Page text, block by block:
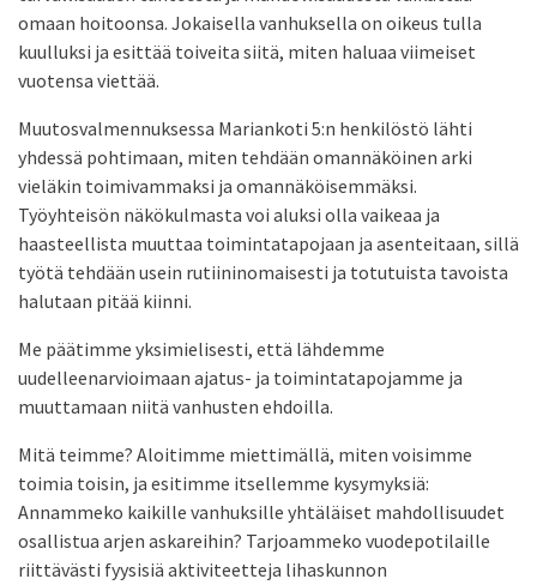
omaan hoitoonsa. Jokaisella vanhuksella on oikeus tulla
kuulluksi ja esittää toiveita siitä, miten haluaa viimeiset
vuotensa viettää.
Muutosvalmennuksessa Mariankoti 5:n henkilöstö lähti
yhdessä pohtimaan, miten tehdään omannäköinen arki
vieläkin toimivammaksi ja omannäköisemmäksi.
Työyhteisön näkökulmasta voi aluksi olla vaikeaa ja
haasteellista muuttaa toimintatapojaan ja asenteitaan, sillä
työtä tehdään usein rutiininomaisesti ja totutuista tavoista
halutaan pitää kiinni.
Me päätimme yksimielisesti, että lähdemme
uudelleenarvioimaan ajatus- ja toimintatapojamme ja
muuttamaan niitä vanhusten ehdoilla.
Mitä teimme? Aloitimme miettimällä, miten voisimme
toimia toisin, ja esitimme itsellemme kysymyksiä:
Annammeko kaikille vanhuksille yhtäläiset mahdollisuudet
osallistua arjen askareihin? Tarjoammeko vuodepotilaille
riittävästi fyysisiä aktiviteetteja lihaskunnon